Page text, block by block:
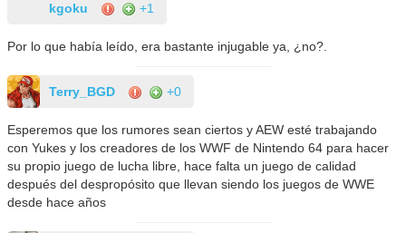
kgoku +1
Por lo que había leído, era bastante injugable ya, ¿no?.
Terry_BGD +0
Esperemos que los rumores sean ciertos y AEW esté trabajando
con Yukes y los creadores de los WWF de Nintendo 64 para hacer
su propio juego de lucha libre, hace falta un juego de calidad
después del despropósito que llevan siendo los juegos de WWE
desde hace años